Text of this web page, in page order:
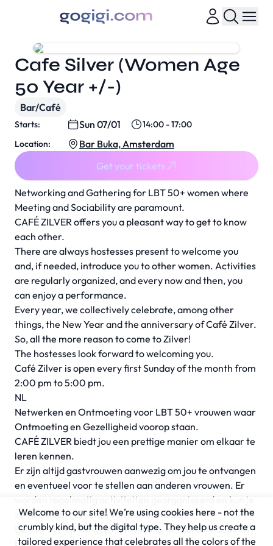
Networking and Gathering for LBT 50+ women where
Meeting and Sociability are paramount.
CAFÉ ZILVER offers you a pleasant way to get to know
each other.
There are always hostesses present to welcome you
and, if needed, introduce you to other women. Activities
are regularly organized, and every now and then, you
can enjoy a performance.
Every year, we collectively celebrate, among other
things, the New Year and the anniversary of Café Zilver.
So, all the more reason to come to Zilver!
The hostesses look forward to welcoming you.
Café Zilver is open every first Sunday of the month from
2:00 pm to 5:00 pm.
NL
Netwerken en Ontmoeting voor LBT 50+ vrouwen waar
Ontmoeting en Gezelligheid voorop staan.
CAFÉ ZILVER biedt jou een prettige manier om elkaar te
leren kennen.
Er zijn altijd gastvrouwen aanwezig om jou te ontvangen
en eventueel voor te stellen aan anderen vrouwen. Er
worden regelmatig activiteiten georganiseerd en kun je
zo nu en dan genieten van een optreden.
Elk jaar vieren we gezamenlijk o.a. het Nieuwe Jaar en
het jarig bestaan van Café Zilver.
Cafe Silver (Women Age
50 Year +/-)
Bar/Café
Starts: Sun 07/01
14:00 - 17:00
Location:
Bar Buka, Amsterdam
Get your tickets
Welcome to our site! We’re using cookies here - not the
crumbly kind, but the digital type. They help us create a
tailored experience that celebrates all the colors of the